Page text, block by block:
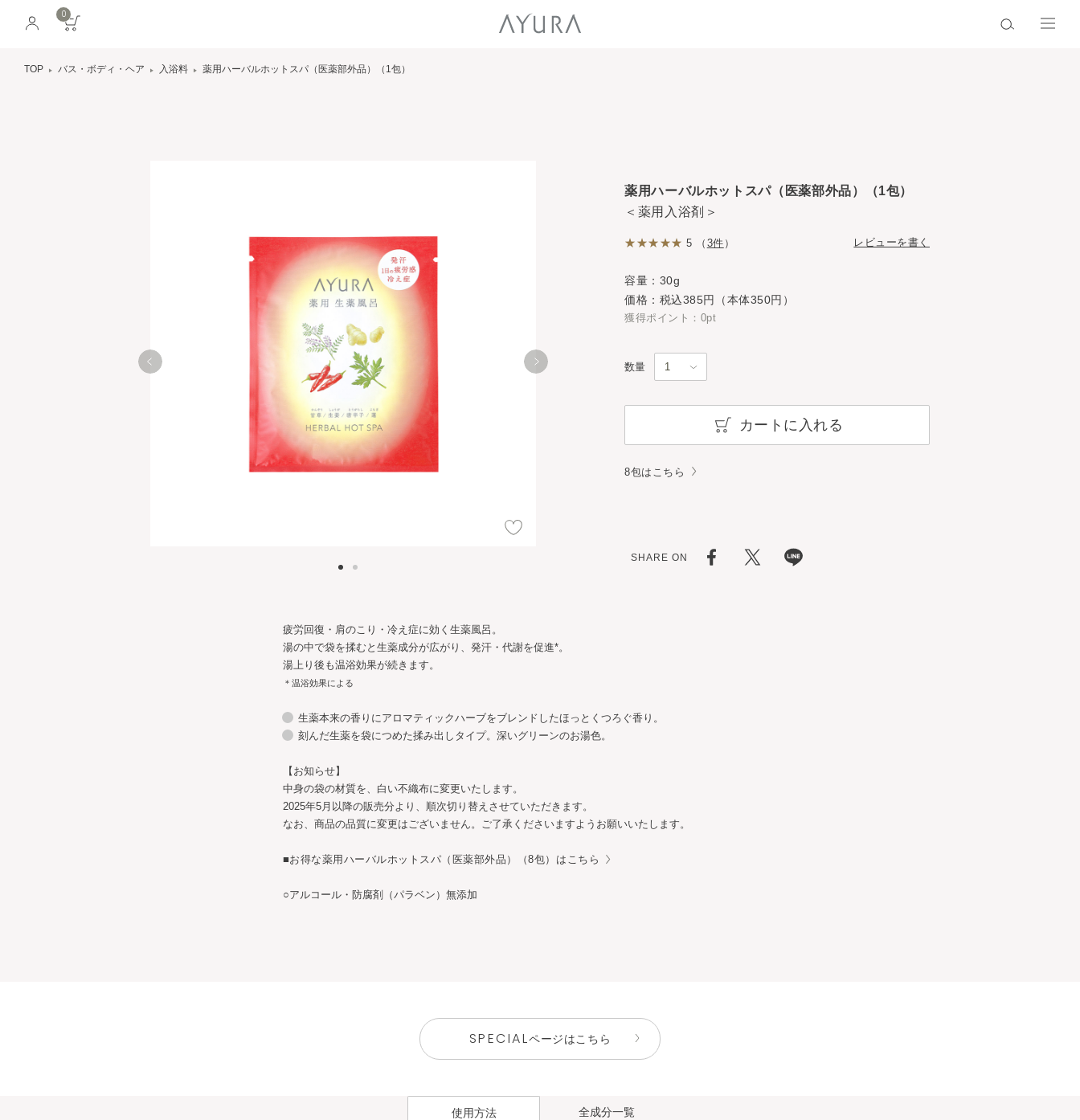
0
TOP バス・ボディ・ヘア 入浴料 薬用ハーバルホットスパ（医薬部外品）（1包）
薬用ハーバルホットスパ（医薬部外品）（1包）
＜薬用入浴剤＞
5 （ 3件 ） レビューを書く
疲労回復・肩のこり・冷え症に効く生薬風呂。
湯の中で袋を揉むと生薬成分が広がり、発汗・代謝を促進*。
湯上り後も温浴効果が続きます。
＊温浴効果による
生薬本来の香りにアロマティックハーブをブレンドしたほっとくつろぐ香り。
刻んだ生薬を袋につめた揉み出しタイプ。深いグリーンのお湯色。
【お知らせ】​
中身の袋の材質を、白い不織布に変更いたします。​
2025年5月以降の販売分より、順次切り替えさせていただきます。​
なお、商品の品質に変更はございません。​ご了承くださいますようお願いいたします。
■お得な薬用ハーバルホットスパ（医薬部外品）（8包）はこちら
○アルコール・防腐剤（パラベン）無添加
容量：30g
価格：税込385円（本体350円）
獲得ポイント：0pt
数量
カートに入れる
8包はこちら
SHARE ON
SPECIALページはこちら
使用方法 全成分一覧